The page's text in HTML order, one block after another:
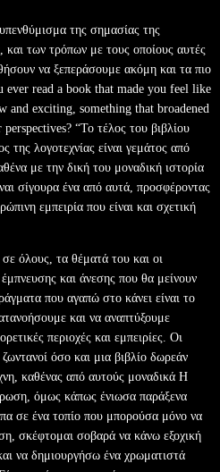
της σημασίας της
των τρόπων με τους οποίους αυτές
να ξεπεράσουμε ακόμη και τα πιο
ever read a book that made you feel like
and exciting, something that broadened
“Το τέλος του βιβλίου
λογοτεχνίας είναι γεμάτος από
με την δική του μοναδική ιστορία
σίγουρα ένα από αυτά, προσφέροντας
εμπειρία που είναι και σχετική
όλους, τα θέματά του και οι
και άνεσης που θα μείνουν
που αγαπώ στο κάνει είναι το
και να αναπτύξουμε
περιοχές και εμπειρίες. Οι
όσο και μια βιβλίο δωρεάν
καθένας από αυτούς μοναδικά Η
όμως κάπως ένιωσα παράξενα
σε ένα τοπίο που μπορούσα μόνο να
σκέφτομαι σοβαρά να κάνω εξοχική
να δημιουργήσω ένα χρωματιστά